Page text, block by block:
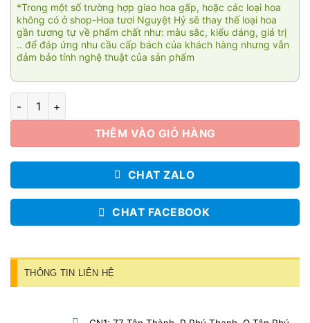
*Trong một số trường hợp giao hoa gấp, hoặc các loại hoa
không có ở shop-Hoa tươi Nguyệt Hỷ sẽ thay thế loại hoa
gần tương tự về phẩm chất như: màu sắc, kiểu dáng, giá trị
.. để đáp ứng nhu cầu cấp bách của khách hàng nhưng vẫn
đảm bảo tính nghệ thuật của sản phẩm
Bó hoa Yêu thương 005 số lượng
THÊM VÀO GIỎ HÀNG
CHAT ZALO
CHAT FACEBOOK
THÔNG TIN LIÊN HỆ